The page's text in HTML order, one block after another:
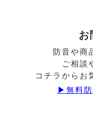
お
防音や商
ご相談
コチラからお
▶︎無料